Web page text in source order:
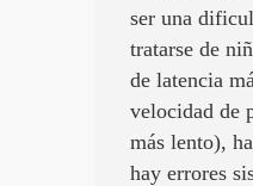
ser una
tratarse de
de latencia
velocidad de
más lento),
hay errores